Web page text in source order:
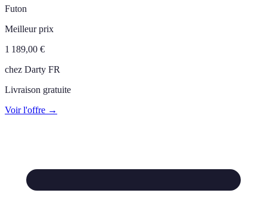
Futon
Meilleur prix
1 189,00 €
chez Darty FR
Livraison gratuite
Voir l'offre →